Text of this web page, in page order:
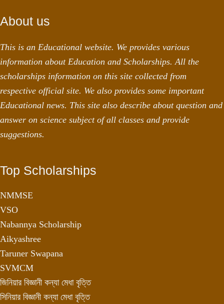
About us
This is an Educational website. We provides various
information about Education and Scholarships. All the
scholarships information on this site collected from
respective official site. We also provides some important
Educational news. This site also describe about question and
answer on science subject of all classes and provide
suggestions.
Top Scholarships
NMMSE
VSO
Nabannya Scholarship
Aikyashree
Taruner Swapana
SVMCM
জিনিয়ার বিজ্ঞানী কন্যা মেধা বৃত্তি
সিনিয়ার বিজ্ঞানী কন্যা মেধা বৃত্তি